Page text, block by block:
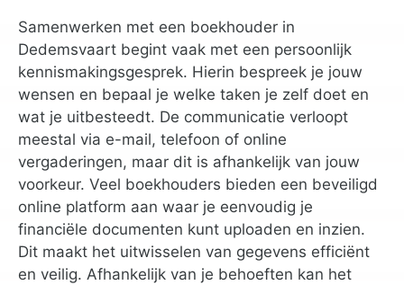
Samenwerken met een boekhouder in
Dedemsvaart begint vaak met een persoonlijk
kennismakingsgesprek. Hierin bespreek je jouw
wensen en bepaal je welke taken je zelf doet en
wat je uitbesteedt. De communicatie verloopt
meestal via e-mail, telefoon of online
vergaderingen, maar dit is afhankelijk van jouw
voorkeur. Veel boekhouders bieden een beveiligd
online platform aan waar je eenvoudig je
financiële documenten kunt uploaden en inzien.
Dit maakt het uitwisselen van gegevens efficiënt
en veilig. Afhankelijk van je behoeften kan het